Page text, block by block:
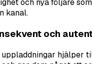
och nya följare
kanal.
och
uppladdningar hjälper